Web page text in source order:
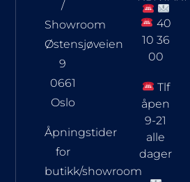
/
Showroom
Østensjøveien
9
0661
Oslo
Åpningstider
for
butikk/showroom
40
10 36
00
Tlf
åpen
9-21
alle
dager